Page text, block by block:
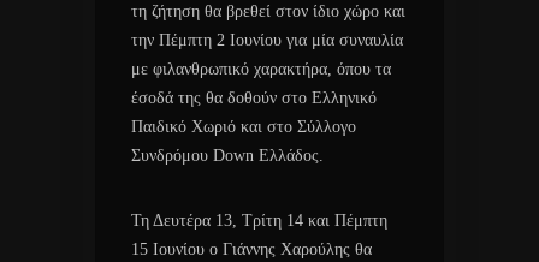
τη ζήτηση θα βρεθεί στον ίδιο χώρο και
την Πέμπτη 2 Ιουνίου για μία συναυλία
με φιλανθρωπικό χαρακτήρα, όπου τα
έσοδά της θα δοθούν στο Ελληνικό
Παιδικό Χωριό και στο Σύλλογο
Συνδρόμου Down Ελλάδος.
Τη Δευτέρα 13, Τρίτη 14 και Πέμπτη
15 Ιουνίου ο Γιάννης Χαρούλης θα